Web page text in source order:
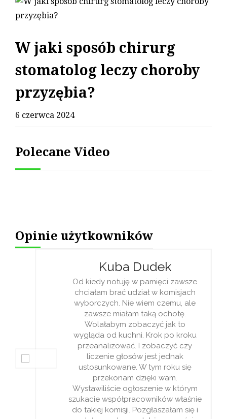
W jaki sposób chirurg
stomatolog leczy choroby
przyzębia?
6 czerwca 2024
Polecane Video
Opinie użytkowników
Kuba Dudek
Od kiedy notuję w pamięci zawsze
chciałam brać udział w komisjach
wyborczych. Nie wiem czemu, ale
zawsze miałam taką ochotę.
Wolałabym zobaczyć jak to
wygląda od kuchni. Krok po kroku
przeanalizować. I zobaczyć czy
liczenie głosów jest jednak
ustosunkowane. W tym roku się
przekonam dzięki wam.
Wystawiliście ogłoszenie w którym
szukacie współpracowników właśnie
do takiej komisji. Pozgłaszałam się i